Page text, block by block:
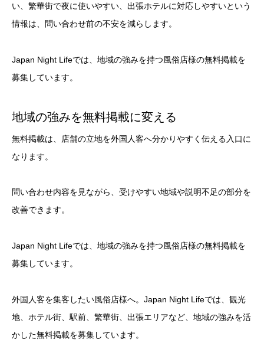
い、繁華街で夜に使いやすい、出張ホテルに対応しやすいという
情報は、問い合わせ前の不安を減らします。
Japan Night Lifeでは、地域の強みを持つ風俗店様の無料掲載を
募集しています。
地域の強みを無料掲載に変える
無料掲載は、店舗の立地を外国人客へ分かりやすく伝える入口に
なります。
問い合わせ内容を見ながら、受けやすい地域や説明不足の部分を
改善できます。
Japan Night Lifeでは、地域の強みを持つ風俗店様の無料掲載を
募集しています。
外国人客を集客したい風俗店様へ。Japan Night Lifeでは、観光
地、ホテル街、駅前、繁華街、出張エリアなど、地域の強みを活
かした無料掲載を募集しています。